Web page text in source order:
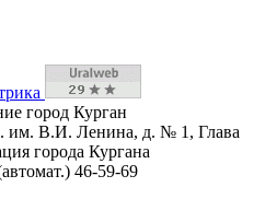
город Курган
им. В.И. Ленина, д. № 1, Глава
города Кургана
46-59-69